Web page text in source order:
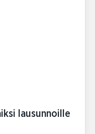
lausunnoille